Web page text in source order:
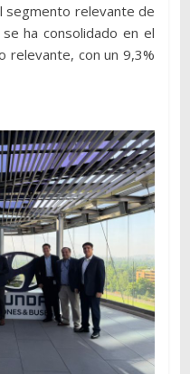
segmento relevante de
ha consolidado en el
relevante, con un 9,3%